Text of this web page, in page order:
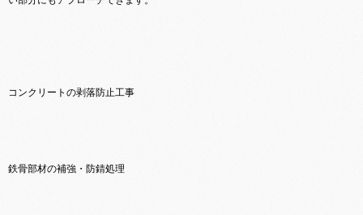
コンクリートの剥落防止工事
鉄骨部材の補強・防錆処理